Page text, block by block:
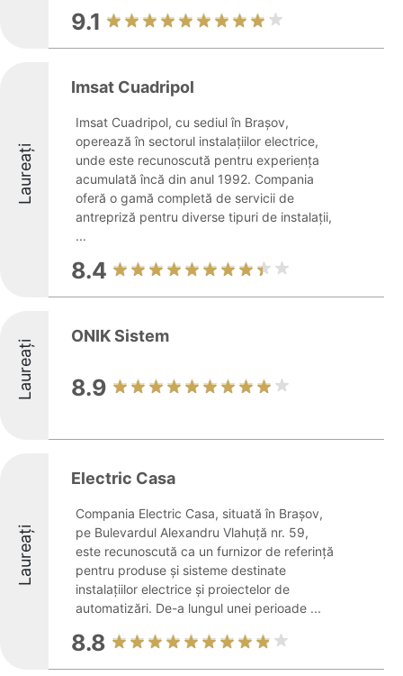
9.1
Laureați
Imsat Cuadripol
Imsat Cuadripol, cu sediul în Brașov,
operează în sectorul instalațiilor electrice,
unde este recunoscută pentru experiența
acumulată încă din anul 1992. Compania
oferă o gamă completă de servicii de
antrepriză pentru diverse tipuri de instalații,
...
8.4
Laureați
ONIK Sistem
8.9
Laureați
Electric Casa
Compania Electric Casa, situată în Brașov,
pe Bulevardul Alexandru Vlahuță nr. 59,
este recunoscută ca un furnizor de referință
pentru produse și sisteme destinate
instalațiilor electrice și proiectelor de
automatizări. De-a lungul unei perioade ...
8.8